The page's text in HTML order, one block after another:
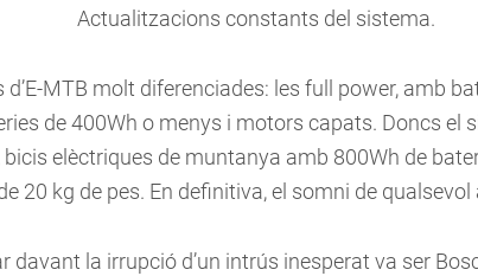
Actualitzacions constants del sistema.
MTB molt diferenciades: les full power, amb
de 400Wh o menys i motors capats. Doncs el
elèctriques de muntanya amb 800Wh de
20 kg de pes. En definitiva, el somni de
davant la irrupció d’un intrús inesperat va ser